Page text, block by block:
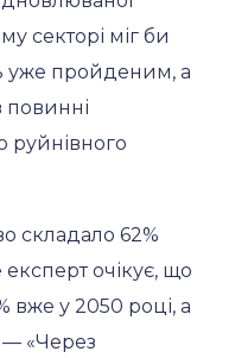
секторі міг би
уже пройденим, а
повинні
руйнівного
складало 62%
експерт очікує, що
вже у 2050 році, а
— «Через